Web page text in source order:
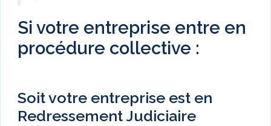
Si votre entreprise entre en
procédure collective :
Soit votre entreprise est en
Redressement Judiciaire